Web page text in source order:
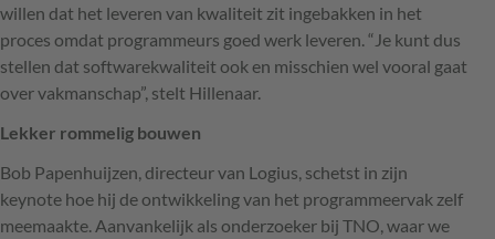
willen dat het leveren van kwaliteit zit ingebakken in het
proces omdat programmeurs goed werk leveren. “Je kunt dus
stellen dat softwarekwaliteit ook en misschien wel vooral gaat
over vakmanschap”, stelt Hillenaar.
Lekker rommelig bouwen
Bob Papenhuijzen, directeur van Logius, schetst in zijn
keynote hoe hij de ontwikkeling van het programmeervak zelf
meemaakte. Aanvankelijk als onderzoeker bij TNO , waar we